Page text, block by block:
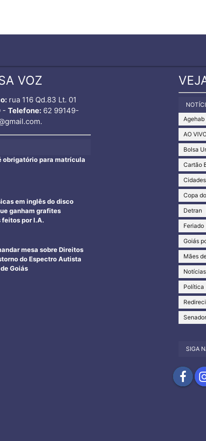
VOZ
rua 116 Qd.83 Lt. 01
- Telefone:62 99149-
para matrícula
em inglês do disco
ganham grafites
feitos por I.A.
mesa sobre Direitos
do Espectro Autista
Goiás
Agehab
AO
Bolsa
Cartão
Cidades
Copa
Detran
Feriado
Goiás
Mães
Notícias
Política
SIGA